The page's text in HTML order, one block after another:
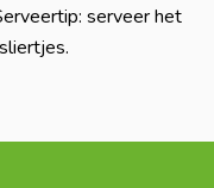
serveer het